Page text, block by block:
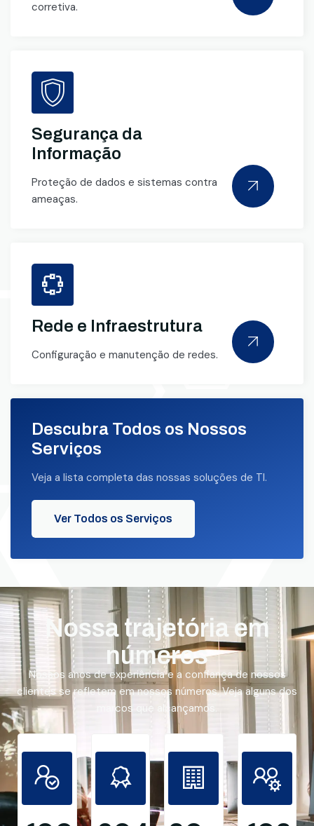
corretiva.
Segurança da
Informação
Proteção de dados e sistemas contra
ameaças.
Rede e Infraestrutura
Configuração e manutenção de redes.
Descubra Todos os Nossos
Serviços
Veja a lista completa das nossas soluções de TI.
Ver Todos os Serviços
Nossa trajetória em
números
Nossos anos de experiência e a confiança de nossos
clientes se refletem em nossos números. Veja alguns dos
marcos que alcançamos.